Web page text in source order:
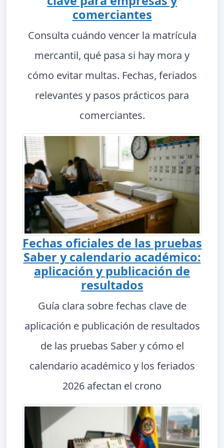
comerciantes
Consulta cuándo vencer la matrícula
mercantil, qué pasa si hay mora y
cómo evitar multas. Fechas, feriados
relevantes y pasos prácticos para
comerciantes.
Fechas oficiales de las pruebas
Saber y calendario académico:
aplicación y publicación de
resultados
Guía clara sobre fechas clave de
aplicación e publicación de resultados
de las pruebas Saber y cómo el
calendario académico y los feriados
2026 afectan el crono